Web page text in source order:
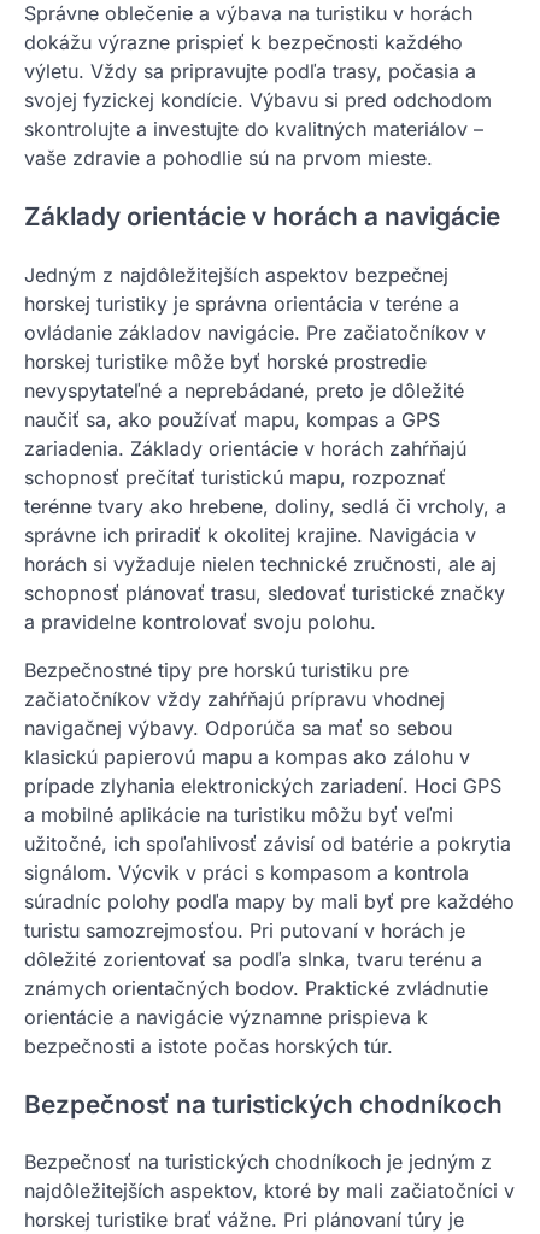
Správne oblečenie a výbava na turistiku v horách
dokážu výrazne prispieť k bezpečnosti každého
výletu. Vždy sa pripravujte podľa trasy, počasia a
svojej fyzickej kondície. Výbavu si pred odchodom
skontrolujte a investujte do kvalitných materiálov –
vaše zdravie a pohodlie sú na prvom mieste.
Základy orientácie v horách a navigácie
Jedným z najdôležitejších aspektov bezpečnej
horskej turistiky je správna orientácia v teréne a
ovládanie základov navigácie. Pre začiatočníkov v
horskej turistike môže byť horské prostredie
nevyspytateľné a neprebádané, preto je dôležité
naučiť sa, ako používať mapu, kompas a GPS
zariadenia. Základy orientácie v horách zahŕňajú
schopnosť prečítať turistickú mapu, rozpoznať
terénne tvary ako hrebene, doliny, sedlá či vrcholy, a
správne ich priradiť k okolitej krajine. Navigácia v
horách si vyžaduje nielen technické zručnosti, ale aj
schopnosť plánovať trasu, sledovať turistické značky
a pravidelne kontrolovať svoju polohu.
Bezpečnostné tipy pre horskú turistiku pre
začiatočníkov vždy zahŕňajú prípravu vhodnej
navigačnej výbavy. Odporúča sa mať so sebou
klasickú papierovú mapu a kompas ako zálohu v
prípade zlyhania elektronických zariadení. Hoci GPS
a mobilné aplikácie na turistiku môžu byť veľmi
užitočné, ich spoľahlivosť závisí od batérie a pokrytia
signálom. Výcvik v práci s kompasom a kontrola
súradníc polohy podľa mapy by mali byť pre každého
turistu samozrejmosťou. Pri putovaní v horách je
dôležité zorientovať sa podľa slnka, tvaru terénu a
známych orientačných bodov. Praktické zvládnutie
orientácie a navigácie významne prispieva k
bezpečnosti a istote počas horských túr.
Bezpečnosť na turistických chodníkoch
Bezpečnosť na turistických chodníkoch je jedným z
najdôležitejších aspektov, ktoré by mali začiatočníci v
horskej turistike brať vážne. Pri plánovaní túry je